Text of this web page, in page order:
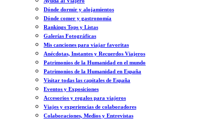
Dónde dormir y alojamientos
Dónde comer y gastronomía
Rankings Tops y Listas
Galerías Fotográficas
Mis canciones para viajar favoritas
Anécdotas, Instantes y Recuerdos Viajeros
Patrimonios de la Humanidad en el mundo
Patrimonios de la Humanidad en España
Visitar todas las capitales de España
Eventos y Exposiciones
Accesorios y regalos para viajeros
Viajes y experiencias de colaboradores
Colaboraciones, Medios y Entrevistas